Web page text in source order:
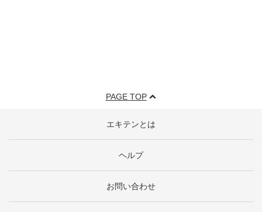
PAGE TOP
エキテンとは
ヘルプ
お問い合わせ